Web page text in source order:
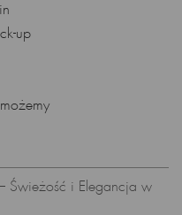
up
Świeżość i Elegancja w